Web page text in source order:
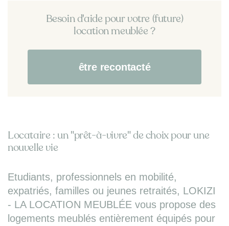
Besoin d'aide pour votre (future)
location meublée ?
être recontacté
Locataire : un "prêt-à-vivre" de choix pour une
nouvelle vie
Etudiants, professionnels en mobilité,
expatriés, familles ou jeunes retraités, LOKIZI
- LA LOCATION MEUBLÉE vous propose des
logements meublés entièrement équipés pour